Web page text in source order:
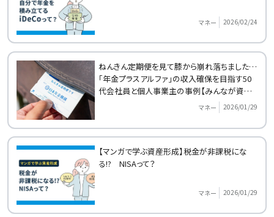
マネー 2026/02/24
ねんきん定期便を見て膝から崩れ落ちました…
「年金プラスアルファ」の収入確保を目指す50
代会社員と個人事業主の事例【みんなが資産
マネー 2026/01/29
【マンガで学ぶ資産形成】税金が非課税にな
る!? NISAって？
マネー 2026/01/29